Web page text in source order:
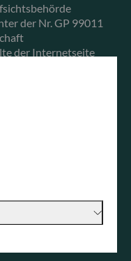
der Nr. GP 99011
der Internetseite